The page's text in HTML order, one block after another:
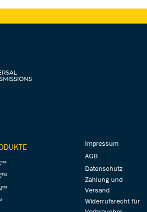
Impressum
AGB
Datenschutz
Zahlung und
Versand
Widerrufsrecht für